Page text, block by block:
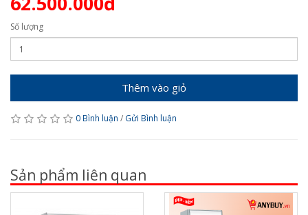
Số lượng
Thêm vào giỏ
0 Bình luận / Gửi Bình luận
Sản phẩm liên quan